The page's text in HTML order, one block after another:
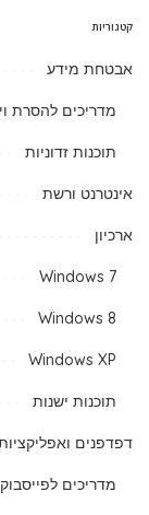
קטגוריות
אבטחת מידע
מדריכים להסרת
תוכנות זדוניות
אינטרנט ורשת
ארכיון
Windows 7
Windows 8
Windows XP
תוכנות ישנות
דפדפנים
מדריכים לפייסבוק